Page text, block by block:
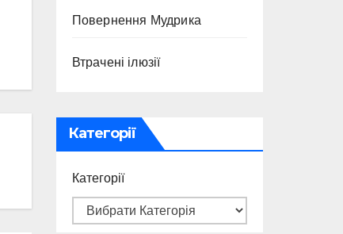
Повернення Мудрика
Втрачені ілюзії
Категорії
Категорії